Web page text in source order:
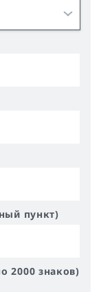
пункт)
2000 знаков)